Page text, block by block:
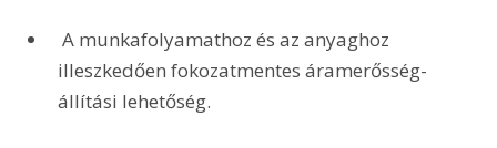
A munkafolyamathoz és az anyaghoz
illeszkedően fokozatmentes áramerősség-
állítási lehetőség.